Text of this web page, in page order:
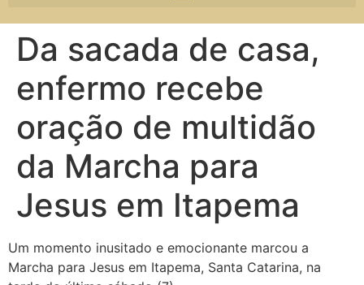
Da sacada de casa,
enfermo recebe
oração de multidão
da Marcha para
Jesus em Itapema
Um momento inusitado e emocionante marcou a
Marcha para Jesus em Itapema, Santa Catarina, na